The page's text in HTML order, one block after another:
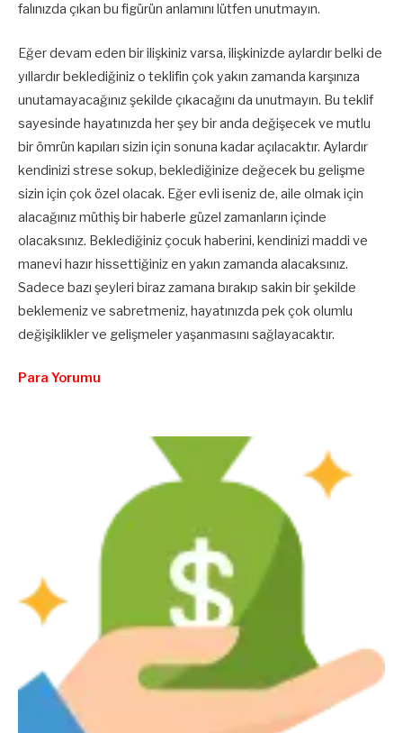
falınızda çıkan bu figürün anlamını lütfen unutmayın.
Eğer devam eden bir ilişkiniz varsa, ilişkinizde aylardır belki de
yıllardır beklediğiniz o teklifin çok yakın zamanda karşınıza
unutamayacağınız şekilde çıkacağını da unutmayın. Bu teklif
sayesinde hayatınızda her şey bir anda değişecek ve mutlu
bir ömrün kapıları sizin için sonuna kadar açılacaktır. Aylardır
kendinizi strese sokup, beklediğinize değecek bu gelişme
sizin için çok özel olacak. Eğer evli iseniz de, aile olmak için
alacağınız müthiş bir haberle güzel zamanların içinde
olacaksınız. Beklediğiniz çocuk haberini, kendinizi maddi ve
manevi hazır hissettiğiniz en yakın zamanda alacaksınız.
Sadece bazı şeyleri biraz zamana bırakıp sakin bir şekilde
beklemeniz ve sabretmeniz, hayatınızda pek çok olumlu
değişiklikler ve gelişmeler yaşanmasını sağlayacaktır.
Para Yorumu